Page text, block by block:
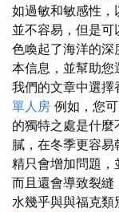
如過敏和敏感性，
並不容易，但是
色喚起了海洋的深
本信息，並幫助您
我們的文章中選擇
單人房 例如，您
的獨特之處是什
膩，在冬季更容易
精只會增加問題，
而且還會導致裂縫
水幾乎與與福克類